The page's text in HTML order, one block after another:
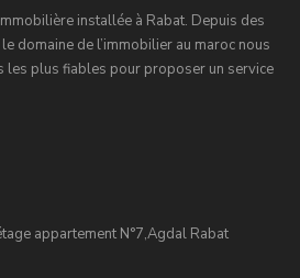
installée à Rabat. Depuis des
domaine de l’immobilier au maroc nous
les plus fiables pour proposer un service
appartement N°7,Agdal Rabat